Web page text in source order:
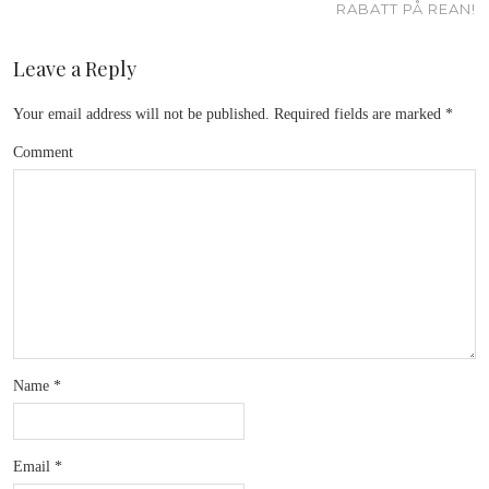
RABATT PÅ REAN!
Leave a Reply
Your email address will not be published. Required fields are marked *
Comment
Name *
Email *